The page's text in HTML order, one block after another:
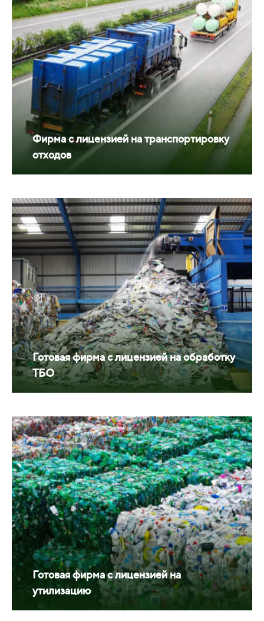
Фирма с лицензией на транспортировку
отходов
Готовая фирма с лицензией на обработку
ТБО
Готовая фирма с лицензией на
утилизацию